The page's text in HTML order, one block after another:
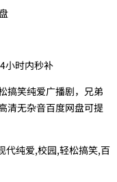
小时内秒补
搞笑纯爱广播剧，兄弟
清无杂音百度网盘可提
代纯爱,校园,轻松搞笑,百